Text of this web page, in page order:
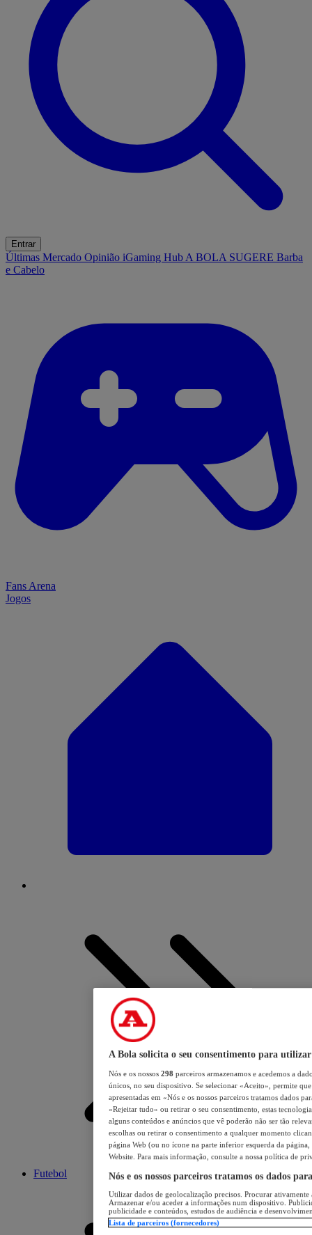
Entrar
Últimas Mercado Opinião iGaming Hub A BOLA SUGERE Barba
e Cabelo
Fans Arena
Jogos
Futebol
A Bola solicita o seu consentimento para utilizar
Nós e os nossos 298 parceiros armazenamos e acedemos a
únicos, no seu dispositivo. Se selecionar «Aceito», permite
apresentadas em «Nós e os nossos parceiros tratamos dados
«Rejeitar tudo» ou retirar o seu consentimento, estas
alguns conteúdos e anúncios que vê poderão não ser tão
escolhas ou retirar o consentimento a qualquer momento
página Web (ou no ícone na parte inferior esquerda da página,
Website. Para mais informação, consulte a nossa política de
Nós e os nossos parceiros tratamos os dados
Utilizar dados de geolocalização precisos. Procurar
Armazenar e/ou aceder a informações num dispositivo.
publicidade e conteúdos, estudos de audiência e
Lista de parceiros (fornecedores)